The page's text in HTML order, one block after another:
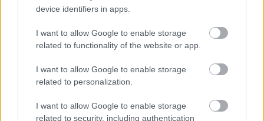
device identifiers in apps.
I want to allow Google to enable storage
related to functionality of the website or app.
I want to allow Google to enable storage
related to personalization.
I want to allow Google to enable storage
related to security, including authentication
Támogatás
a ManUtdFanatics.hu működését!